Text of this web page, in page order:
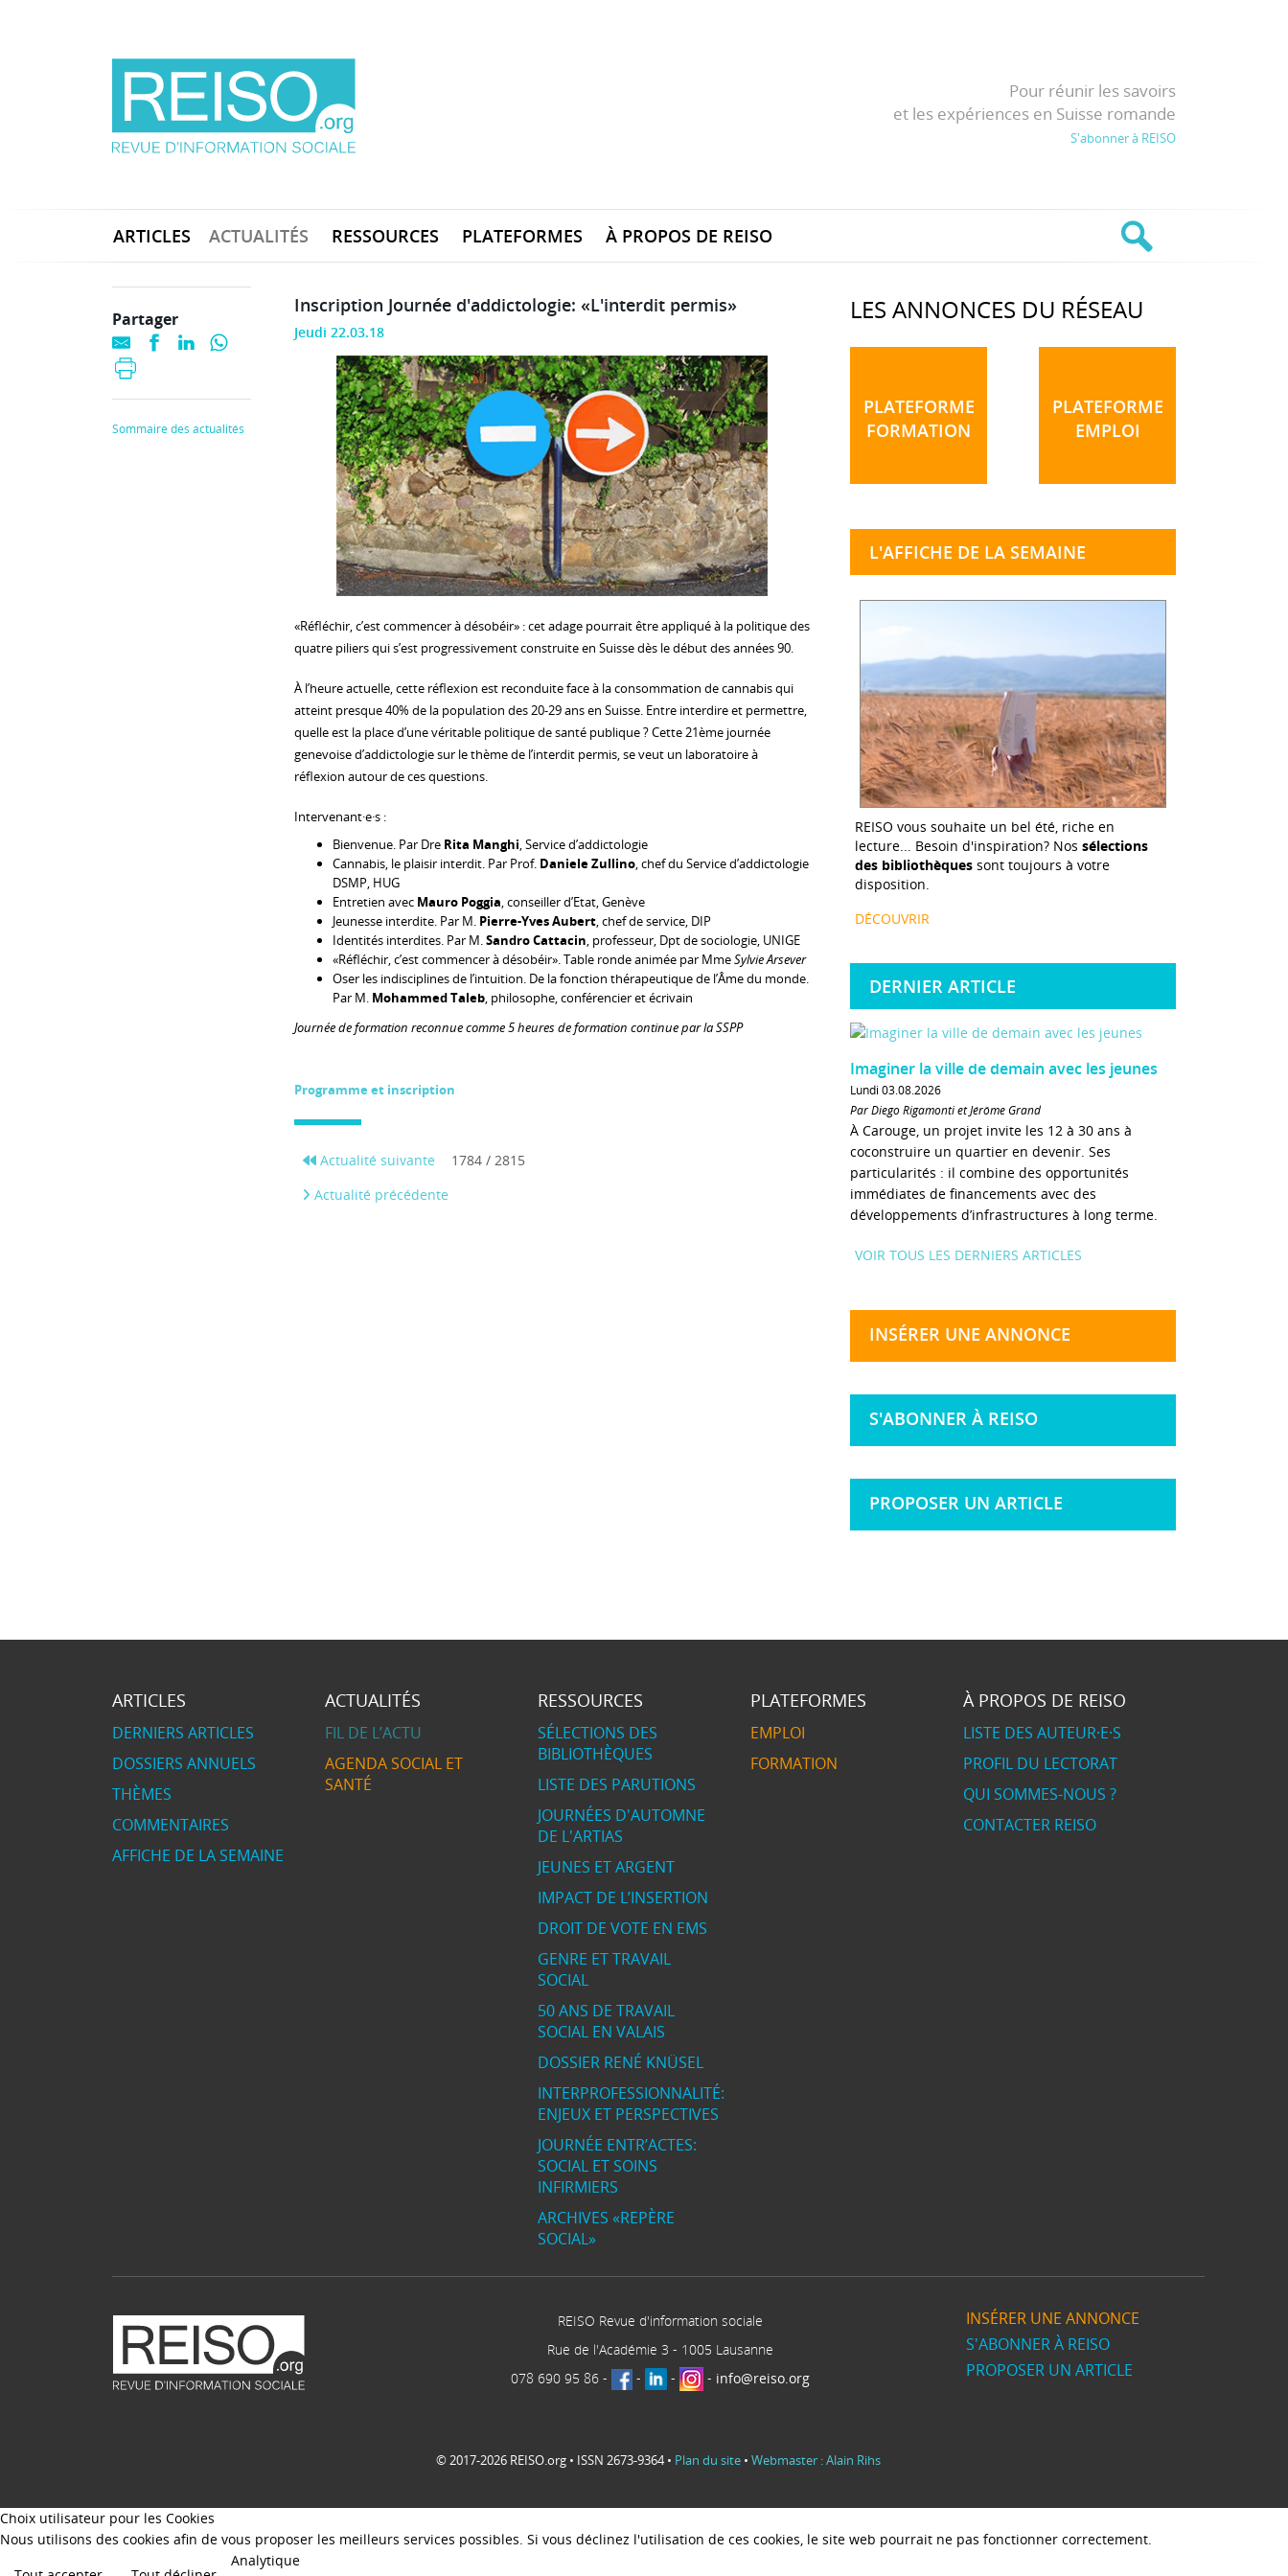
Pour réunir les savoirs
et les expériences en Suisse romande
S'abonner à REISO
ARTICLES ACTUALITÉS RESSOURCES PLATEFORMES À PROPOS DE REISO
Inscription Journée d'addictologie: «L'interdit permis»
Jeudi 22.03.18
«Réfléchir, c’est commencer à désobéir» : cet adage pourrait être appliqué à la politique des
quatre piliers qui s’est progressivement construite en Suisse dès le début des années 90.
À l’heure actuelle, cette réflexion est reconduite face à la consommation de cannabis qui
atteint presque 40% de la population des 20-29 ans en Suisse. Entre interdire et permettre,
quelle est la place d’une véritable politique de santé publique ? Cette 21ème journée
genevoise d’addictologie sur le thème de l’interdit permis, se veut un laboratoire à
réflexion autour de ces questions.
Intervenant·e·s :
Bienvenue. Par Dre Rita Manghi, Service d’addictologie
Cannabis, le plaisir interdit. Par Prof. Daniele Zullino, chef du Service d’addictologie
DSMP, HUG
Entretien avec Mauro Poggia, conseiller d’Etat, Genève
Jeunesse interdite. Par M. Pierre-Yves Aubert, chef de service, DIP
Identités interdites. Par M.Sandro Cattacin, professeur, Dpt de sociologie, UNIGE
«Réfléchir, c’est commencer à désobéir». Table ronde animée par MmeSylvie Arsever
Oser les indisciplines de l’intuition. De la fonction thérapeutique de l’Âme du monde.
Par M. Mohammed Taleb, philosophe, conférencier et écrivain
Journée de formation reconnue comme 5 heures de formation continue par la SSPP
Programme et inscription
Actualité suivante
1784 / 2815
Actualité précédente
Partager
Sommaire des actualités
LES ANNONCES DU RÉSEAU
PLATEFORME
FORMATION
PLATEFORME
EMPLOI
L'AFFICHE DE LA SEMAINE
REISO vous souhaite un bel été, riche en
lecture... Besoin d'inspiration? Nos sélections
des bibliothèques sont toujours à votre
disposition.
DÉCOUVRIR
DERNIER ARTICLE
Imaginer la ville de demain avec les jeunes
Lundi 03.08.2026
Par Diego Rigamonti et Jérôme Grand
À Carouge, un projet invite les 12 à 30 ans à
coconstruire un quartier en devenir. Ses
particularités : il combine des opportunités
immédiates de financements avec des
développements d’infrastructures à long terme.
VOIR TOUS LES DERNIERS ARTICLES
INSÉRER UNE ANNONCE
S'ABONNER À REISO
PROPOSER UN ARTICLE
ARTICLES
DERNIERS ARTICLES
DOSSIERS ANNUELS
THÈMES
COMMENTAIRES
AFFICHE DE LA SEMAINE
ACTUALITÉS
FIL DE L’ACTU
AGENDA SOCIAL ET
SANTÉ
RESSOURCES
SÉLECTIONS DES
BIBLIOTHÈQUES
LISTE DES PARUTIONS
JOURNÉES D'AUTOMNE
DE L'ARTIAS
JEUNES ET ARGENT
IMPACT DE L’INSERTION
DROIT DE VOTE EN EMS
GENRE ET TRAVAIL
SOCIAL
50 ANS DE TRAVAIL
SOCIAL EN VALAIS
DOSSIER RENÉ KNÜSEL
INTERPROFESSIONNALITÉ:
ENJEUX ET PERSPECTIVES
JOURNÉE ENTR’ACTES:
SOCIAL ET SOINS
INFIRMIERS
ARCHIVES «REPÈRE
SOCIAL»
PLATEFORMES
EMPLOI
FORMATION
À PROPOS DE REISO
LISTE DES AUTEUR·E·S
PROFIL DU LECTORAT
QUI SOMMES-NOUS ?
CONTACTER REISO
REISO Revue d'information sociale
Rue de l'Académie 3 - 1005 Lausanne
078 690 95 86 - - - - info@reiso.org
INSÉRER UNE ANNONCE
S'ABONNER À REISO
PROPOSER UN ARTICLE
© 2017-2026 REISO.org • ISSN 2673-9364 • Plan du site • Webmaster : Alain Rihs
Choix utilisateur pour les Cookies
Nous utilisons des cookies afin de vous proposer les meilleurs services possibles. Si vous déclinez l'utilisation de ces cookies, le site web pourrait ne pas fonctionner correctement.
Analytique